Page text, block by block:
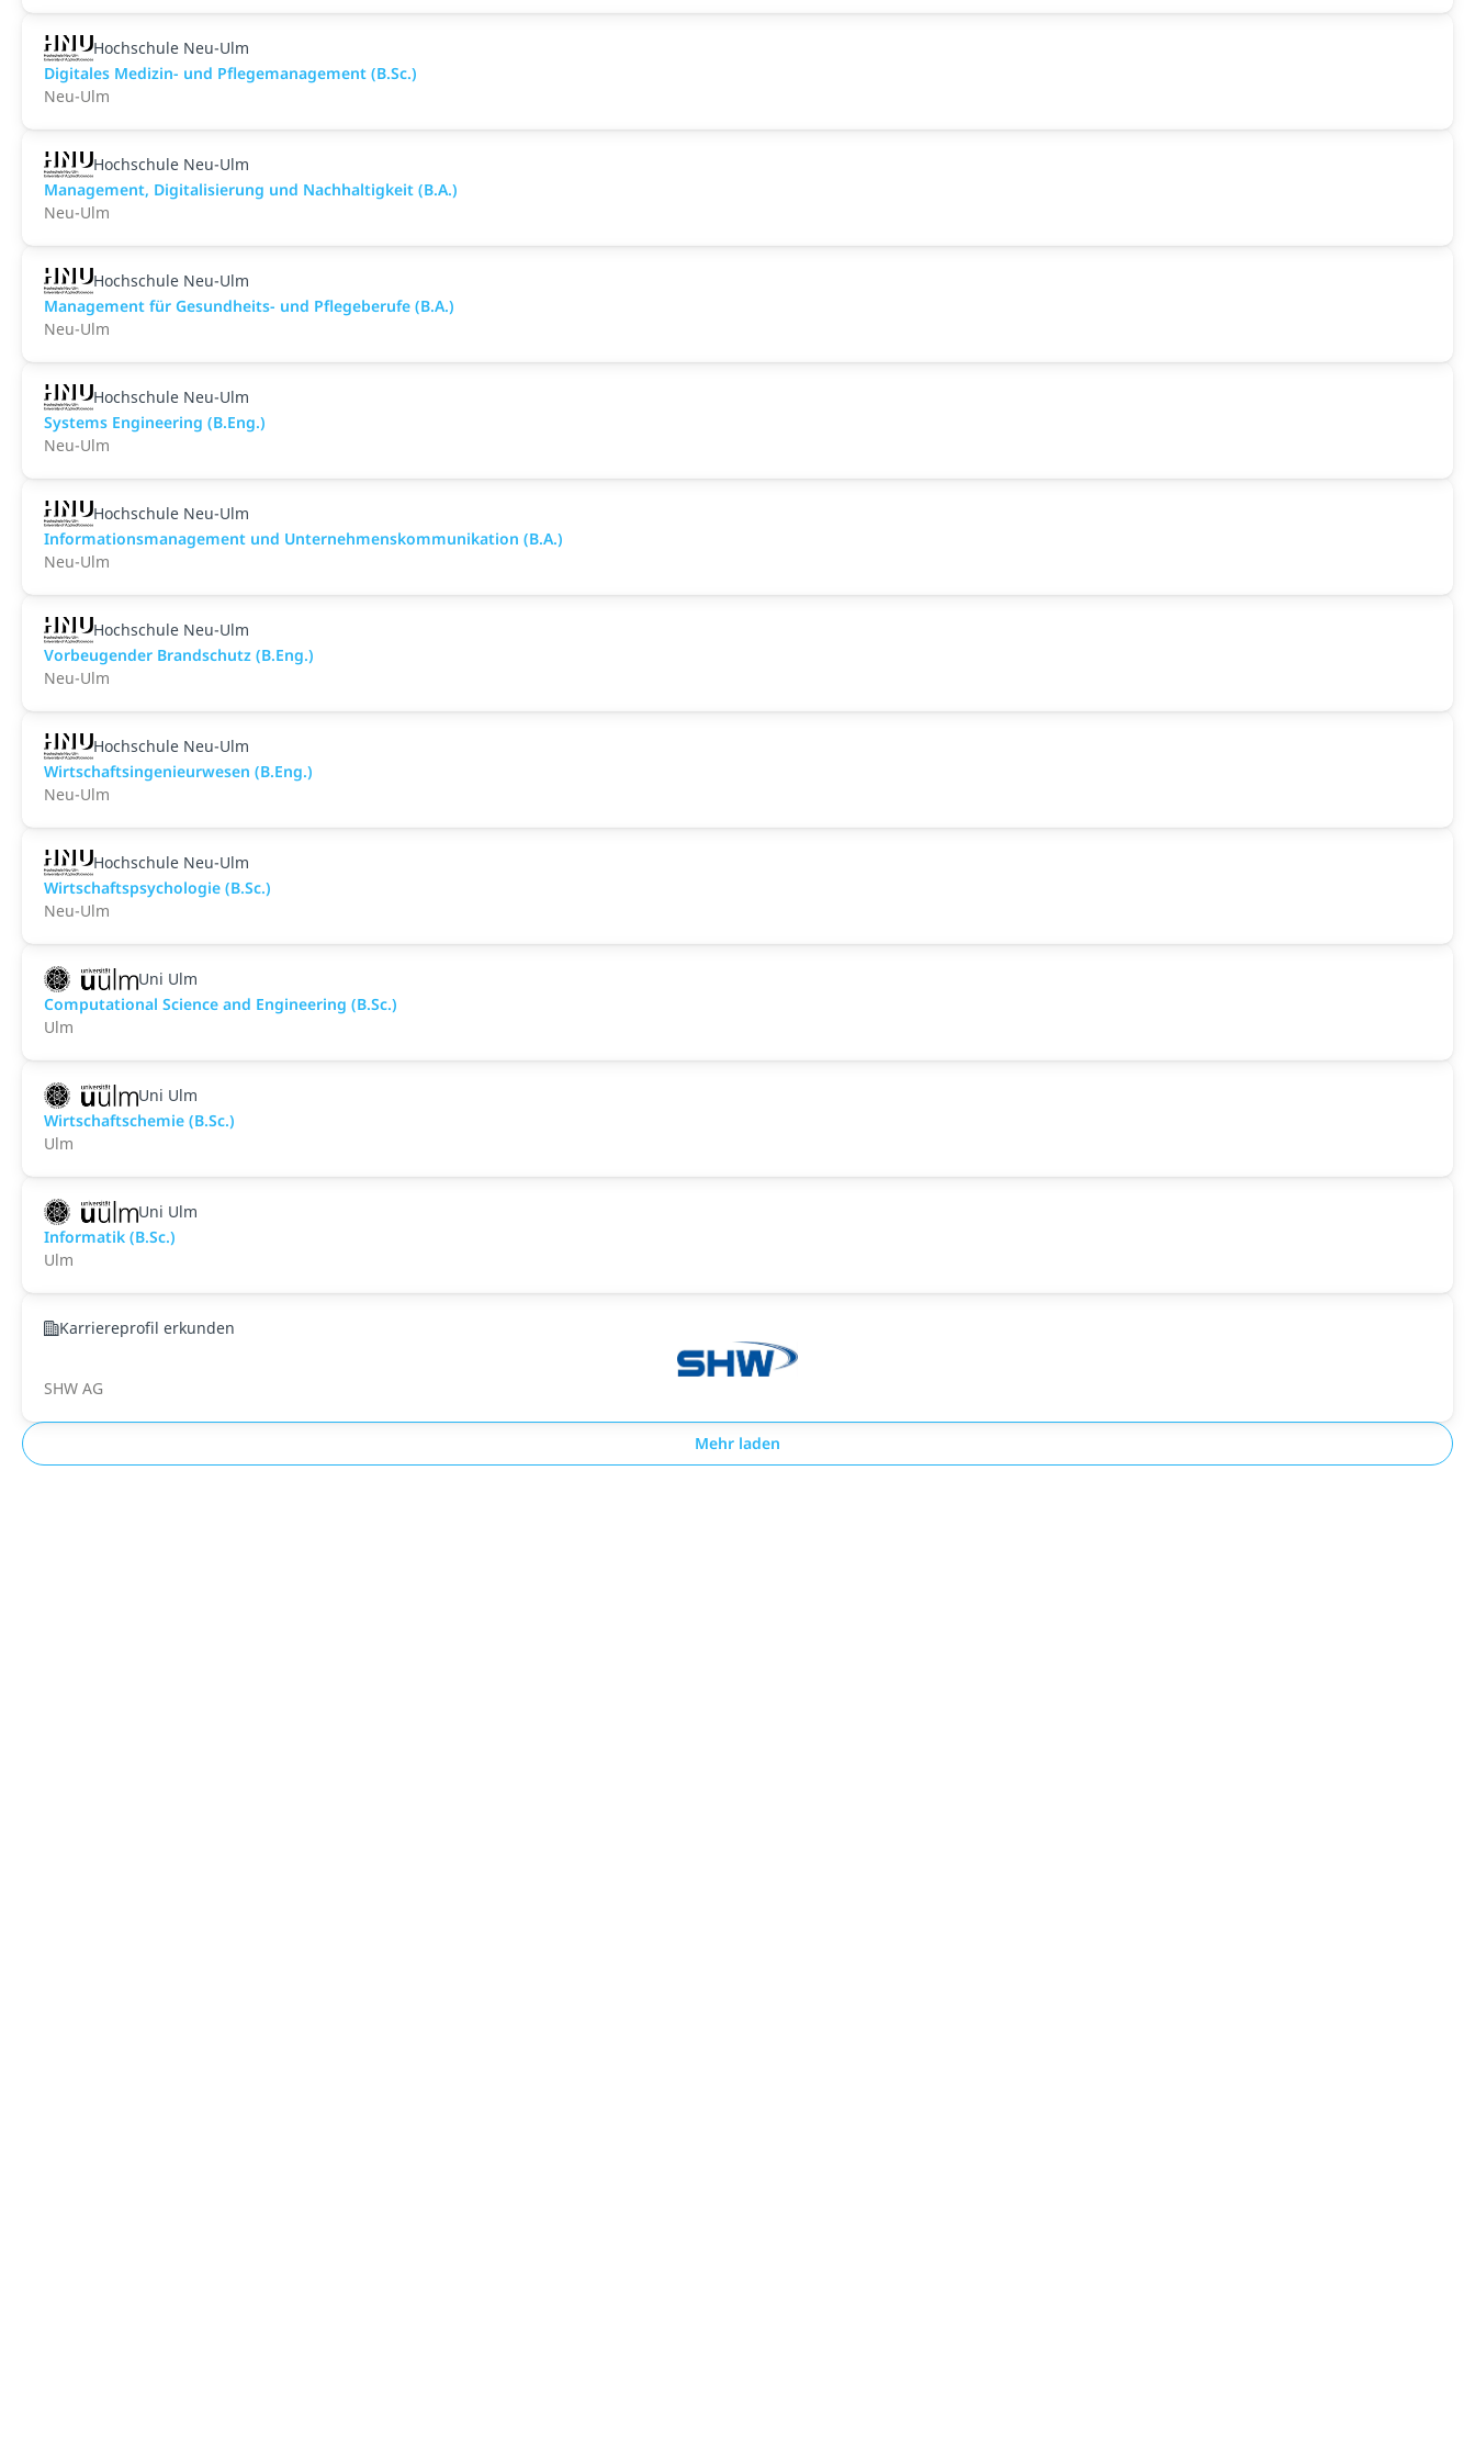
Hochschule Neu-Ulm
Di­gi­ta­les Me­di­zin- und Pfle­ge­ma­nage­ment (B.Sc.)
Neu-Ulm
Hochschule Neu-Ulm
Ma­nage­ment, Di­gi­ta­li­sie­rung und Nach­hal­tig­keit (B.A.)
Neu-Ulm
Hochschule Neu-Ulm
Management für Gesundheits- und Pflegeberufe (B.A.)
Neu-Ulm
Hochschule Neu-Ulm
Sys­tems En­gi­nee­ring (B.Eng.)
Neu-Ulm
Hochschule Neu-Ulm
Informationsmanagement und Unternehmenskommunikation (B.A.)
Neu-Ulm
Hochschule Neu-Ulm
Vor­beu­gen­der Brand­schutz (B.Eng.)
Neu-Ulm
Hochschule Neu-Ulm
Wirtschaftsingenieurwesen (B.Eng.)
Neu-Ulm
Hochschule Neu-Ulm
Wirtschaftspsychologie (B.Sc.)
Neu-Ulm
Uni Ulm
Computational Science and Engineering (B.Sc.)
Ulm
Uni Ulm
Wirtschaftschemie (B.Sc.)
Ulm
Uni Ulm
Informatik (B.Sc.)
Ulm
Karriereprofil erkunden
SHW AG
Mehr laden